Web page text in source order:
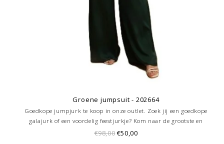
Groene jumpsuit - 202664
Goedkope jumpjurk te koop in onze outlet. Zoek jij een goedkope
galajurk of een voordelig feestjurkje? Kom naar de grootste en
goedkoopste galajurken outlet in de regio Amersfoort. Altijd voordelig!
€98,00 €50,00